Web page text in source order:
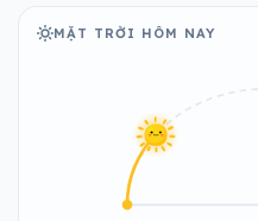
MẶT TRỜI HÔM NAY